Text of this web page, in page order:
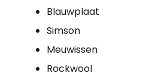
Blauwplaat
Simson
Meuwissen
Rockwool